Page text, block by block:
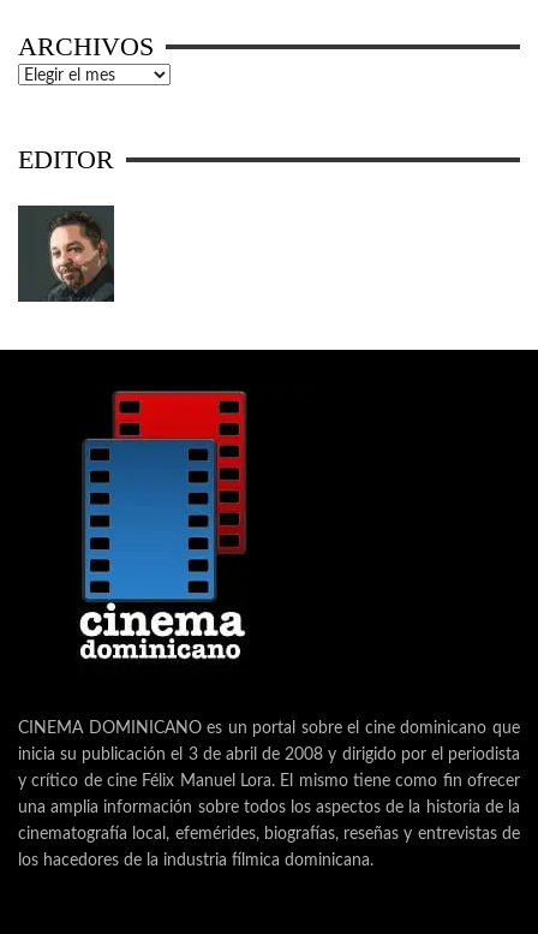
ARCHIVOS
Archivos
EDITOR
CINEMA DOMINICANO es un portal sobre el cine dominicano que
inicia su publicación el 3 de abril de 2008 y dirigido por el periodista
y crítico de cine Félix Manuel Lora. El mismo tiene como fin ofrecer
una amplia información sobre todos los aspectos de la historia de la
cinematografía local, efemérides, biografías, reseñas y entrevistas de
los hacedores de la industria fílmica dominicana.